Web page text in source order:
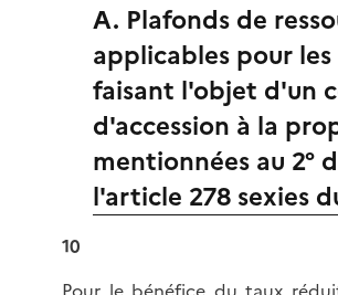
A. Plafonds de
applicables pour
faisant l'objet d'un
d'accession à la
mentionnées au 2°
l'article 278 sexies
10